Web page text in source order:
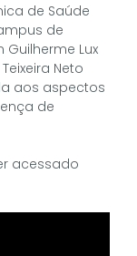
de Saúde
de
Lux
Neto
aos aspectos
de
acessado